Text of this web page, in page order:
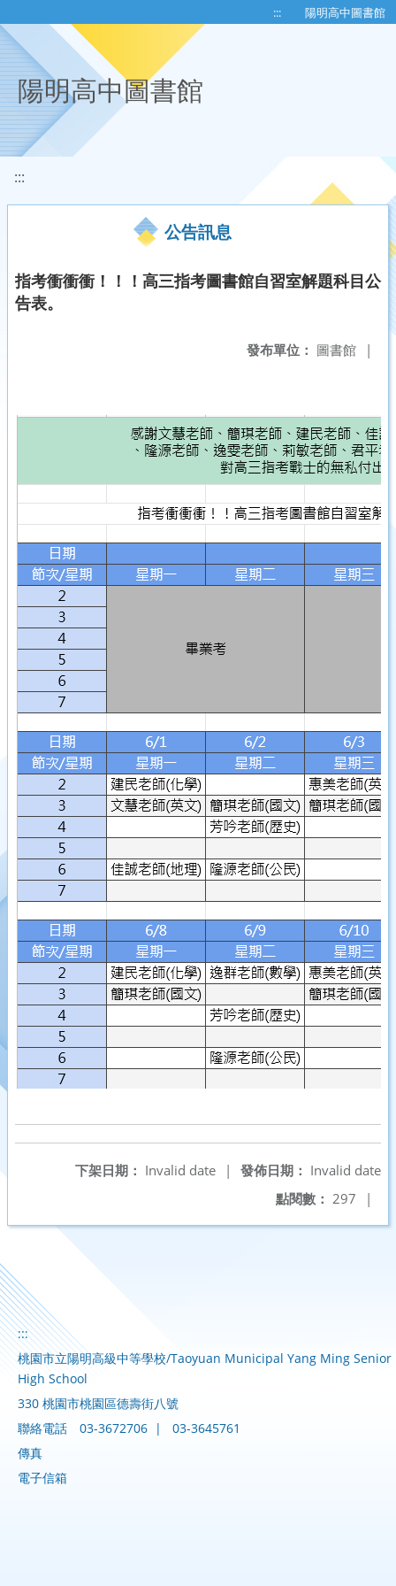
::: 陽明高中圖書館
陽明高中圖書館
:::
公告訊息
指考衝衝衝！！！高三指考圖書館自習室解題科目公
告表。
發布單位： 圖書館 |
發佈日期： Invalid date
下架日期： Invalid date
|
點閱數： 297 |
:::
桃園市立陽明高級中等學校/Taoyuan Municipal Yang Ming Senior
High School
330 桃園市桃園區德壽街八號
聯絡電話
03-3672706 |
03-3645761
傳真
電子信箱